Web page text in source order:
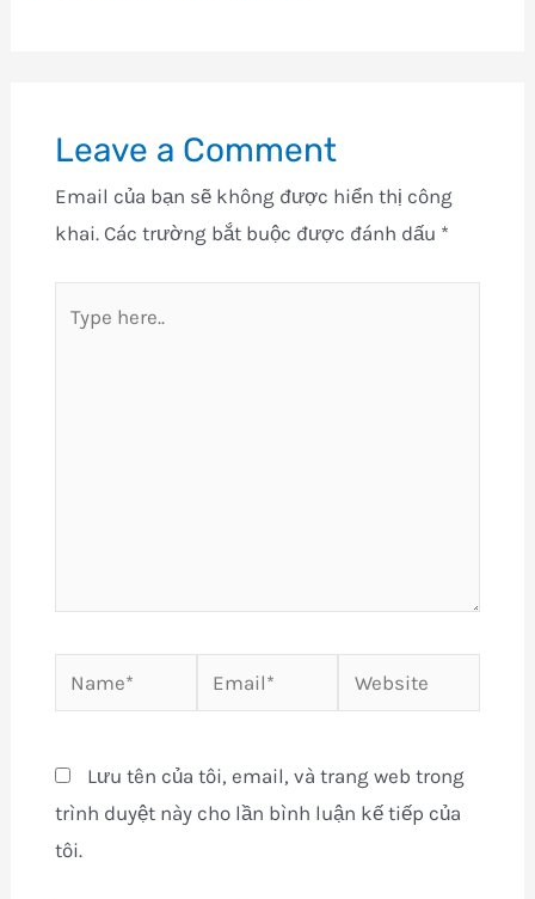
Leave a Comment
Email của bạn sẽ không được hiển thị công
khai. Các trường bắt buộc được đánh dấu *
here..
Name* Email* Website
Lưu tên của tôi, email, và trang web trong
trình duyệt này cho lần bình luận kế tiếp của
tôi.